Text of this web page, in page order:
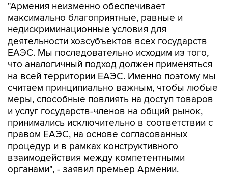
"Армения неизменно обеспечивает
максимально благоприятные, равные и
недискриминационные условия для
деятельности хозсубъектов всех государств
ЕАЭС. Мы последовательно исходим из того,
что аналогичный подход должен применяться
на всей территории ЕАЭС. Именно поэтому мы
считаем принципиально важным, чтобы любые
меры, способные повлиять на доступ товаров
и услуг государств-членов на общий рынок,
принимались исключительно в соответствии с
правом ЕАЭС, на основе согласованных
процедур и в рамках конструктивного
взаимодействия между компетентными
органами", - заявил премьер Армении.